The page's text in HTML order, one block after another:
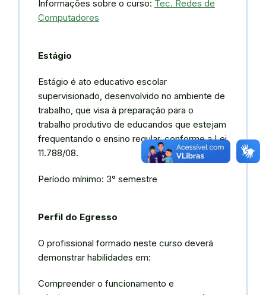
Informações sobre o curso: Tec. Redes de
Computadores
Estágio
Estágio é ato educativo escolar
supervisionado, desenvolvido no ambiente de
trabalho, que visa à preparação para o
trabalho produtivo de educandos que estejam
frequentando o ensino regular, conforme a Lei
11.788/08.
Período mínimo: 3° semestre
Perfil do Egresso
O profissional formado neste curso deverá
demonstrar habilidades em:
Compreender o funcionamento e